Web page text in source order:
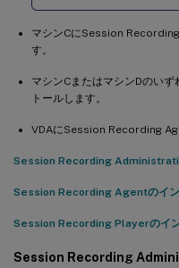
マシンCにSession
す。
マシンCまたはマシンDのい
トールします。
VDAにSession Recording
Session Recording
Session Recording Agentのイ
Session Recording Playerのイ
Session Recording